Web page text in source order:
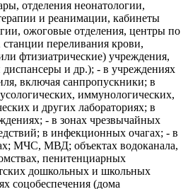
отделения неонатологии,
и реанимации, кабинеты
ожоговые отделения, центры по
переливания крови,
фтизиатрические) учреждения,
и др.); - в учреждениях
включая санпропускники; в
иммунологических,
и других лабораториях; в
- в зонах чрезвычайных
в инфекционных очагах; - в
МЧС, МВД; объектах водоканала,
пенитенциарных
дошкольных и школьных
соцобеспечения (дома